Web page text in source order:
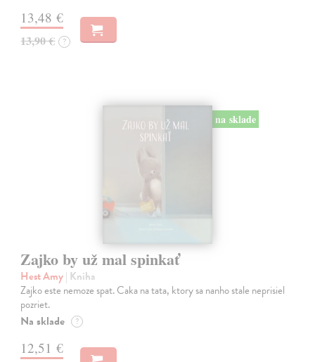
13,48 €
13,90 € ?
na sklade
Zajko by už mal spinkať
Hest Amy| Kniha
Zajko este nemoze spat. Caka na tata, ktory sa nanho stale neprisiel
pozriet.
Na sklade ?
12,51 €